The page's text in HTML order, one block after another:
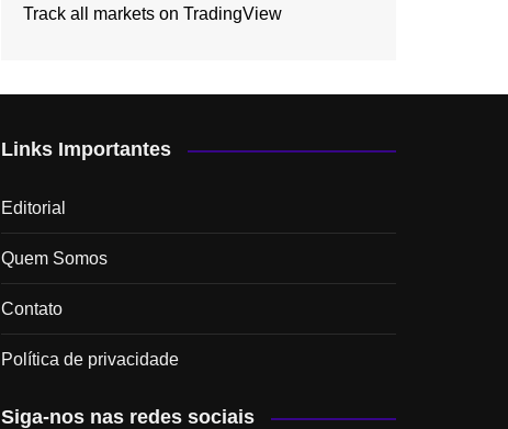
Track all markets on TradingView
Links Importantes
Editorial
Quem Somos
Contato
Política de privacidade
Siga-nos nas redes sociais